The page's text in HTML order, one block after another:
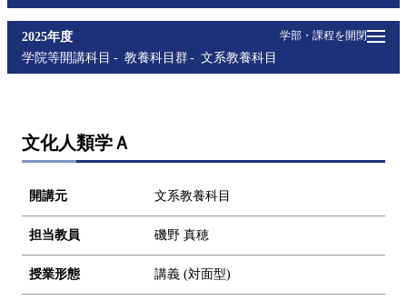
学部・課程を開閉
2025年度
学院等開講科目
教養科目群 文系教養科目
文化人類学Ａ
開講元 文系教養科目
担当教員 磯野 真穂
授業形態 講義 (対面型)